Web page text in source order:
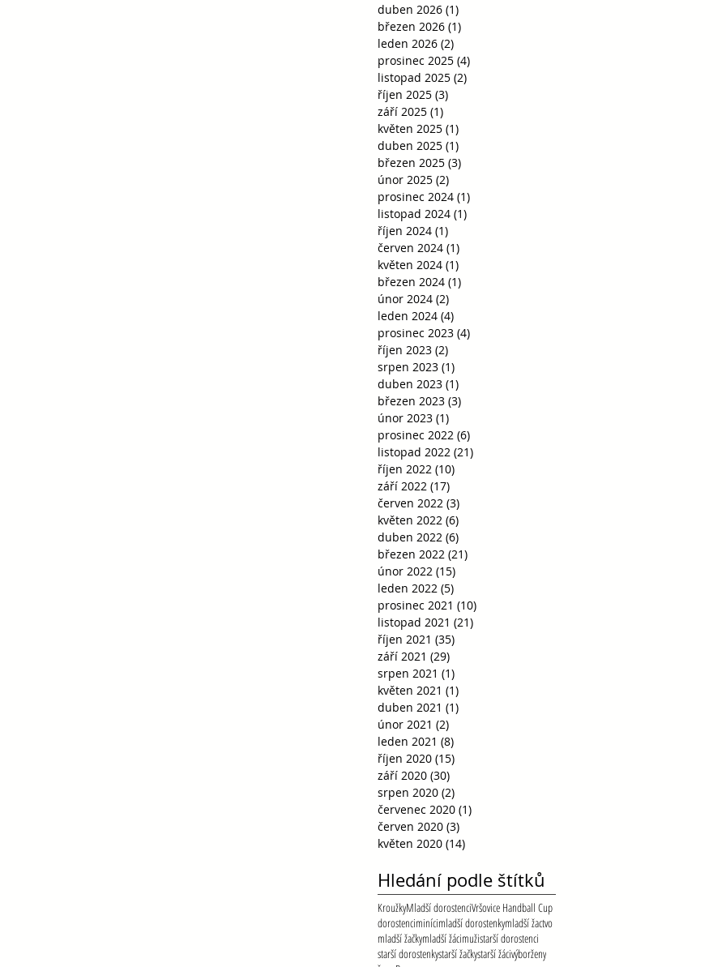
duben 2026 (1)
březen 2026 (1)
leden 2026 (2)
prosinec 2025 (4)
listopad 2025 (2)
říjen 2025 (3)
září 2025 (1)
květen 2025 (1)
duben 2025 (1)
březen 2025 (3)
únor 2025 (2)
prosinec 2024 (1)
listopad 2024 (1)
říjen 2024 (1)
červen 2024 (1)
květen 2024 (1)
březen 2024 (1)
únor 2024 (2)
leden 2024 (4)
prosinec 2023 (4)
říjen 2023 (2)
srpen 2023 (1)
duben 2023 (1)
březen 2023 (3)
únor 2023 (1)
prosinec 2022 (6)
listopad 2022 (21)
říjen 2022 (10)
září 2022 (17)
červen 2022 (3)
květen 2022 (6)
duben 2022 (6)
březen 2022 (21)
únor 2022 (15)
leden 2022 (5)
prosinec 2021 (10)
listopad 2021 (21)
říjen 2021 (35)
září 2021 (29)
srpen 2021 (1)
květen 2021 (1)
duben 2021 (1)
únor 2021 (2)
leden 2021 (8)
říjen 2020 (15)
září 2020 (30)
srpen 2020 (2)
červenec 2020 (1)
červen 2020 (3)
květen 2020 (14)
Hledání podle štítků
KroužkyMladší dorostenciVršovice Handball Cup
dorostenciminícimladší dorostenkymladší žactvo
mladší žačkymladší žácimužistarší dorostenci
starší dorostenkystarší žačkystarší žácivýborženy